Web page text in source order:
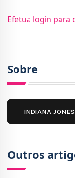
Efetua login para
Sobre
INDIANA
Outros